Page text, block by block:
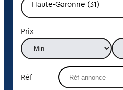
Haute-Garonne (31)
Prix
Réf